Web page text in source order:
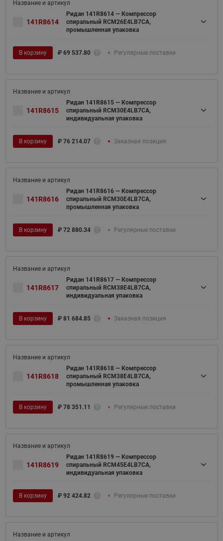
141R8614
Ридан 141R8614 — Компрессор
спиральный RCM26E4LB7CA,
промышленная упаковка
В корзину ₽ 69 537.80 Регулярные поставки
141R8615
Ридан 141R8615 — Компрессор
спиральный RCM30E4LB7CA,
индивидуальная упаковка
В корзину ₽ 76 214.07 Заказная позиция
141R8616
Ридан 141R8616 — Компрессор
спиральный RCM30E4LB7CA,
промышленная упаковка
В корзину ₽ 72 880.34 Регулярные поставки
141R8617
Ридан 141R8617 — Компрессор
спиральный RCM38E4LB7CA,
индивидуальная упаковка
В корзину ₽ 81 684.85 Заказная позиция
141R8618
Ридан 141R8618 — Компрессор
спиральный RCM38E4LB7CA,
промышленная упаковка
В корзину ₽ 78 351.11 Регулярные поставки
141R8619
Ридан 141R8619 — Компрессор
спиральный RCM45E4LB7CA,
индивидуальная упаковка
В корзину ₽ 92 424.82 Регулярные поставки